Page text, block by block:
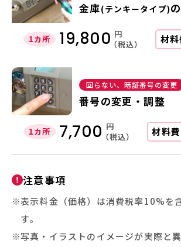
金庫(テンキータイプ)
1カ所 19,800 円
（税込）
材料
回らない、暗証番号の変更
番号の変更・調整
1カ所 7,700 円
（税込）
材料費
注意事項
表示料金（価格）は消費税率10%を
す。
写真・イラストのイメージが実際と